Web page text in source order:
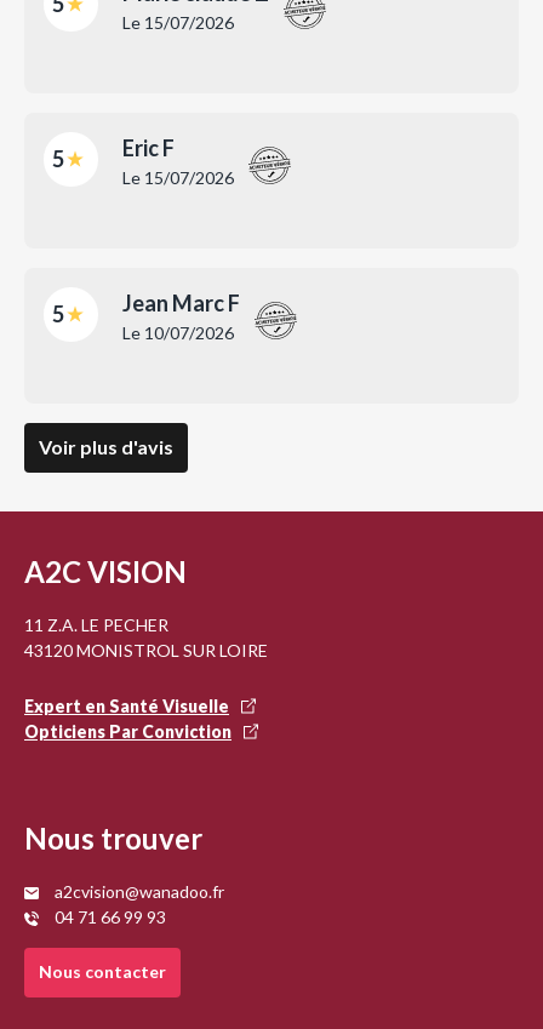
Le 15/07/2026
5 Eric F
Le 15/07/2026
5 Jean Marc F
Le 10/07/2026
Voir plus d'avis
A2C VISION
11 Z.A. LE PECHER
43120 MONISTROL SUR LOIRE
Expert en Santé Visuelle
Opticiens Par Conviction
Nous trouver
a2cvision@wanadoo.fr
04 71 66 99 93
Nous contacter